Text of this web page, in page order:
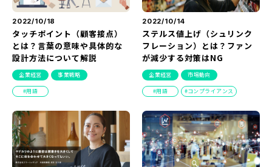
2022/10/18
タッチポイント（顧客接点）
とは？言葉の意味や具体的な
設計方法について解説
企業経営 事業戦略
用語
2022/10/14
ステルス値上げ（シュリンク
フレーション）とは？ファン
が減少する対策はNG
企業経営 市場動向
用語 コンプライアンス